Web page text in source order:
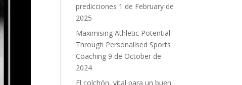
predicciones 1 de February de
2025
Maximising Athletic Potential
Through Personalised Sports
Coaching 9 de October de
2024
El colchón, vital para un buen